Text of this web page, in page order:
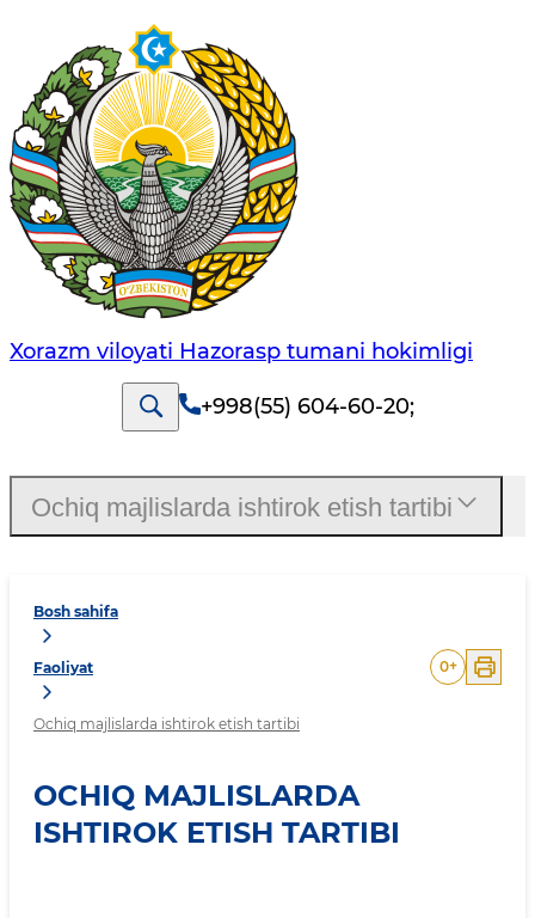
Xorazm viloyati Hazorasp tumani hokimligi
+998(55) 604-60-20;
Bosh sahifa
Faoliyat
Ochiq majlislarda ishtirok etish tartibi
0+
OCHIQ MAJLISLARDA
ISHTIROK ETISH TARTIBI
Ochiq majlislarda ishtirok etish tartibi